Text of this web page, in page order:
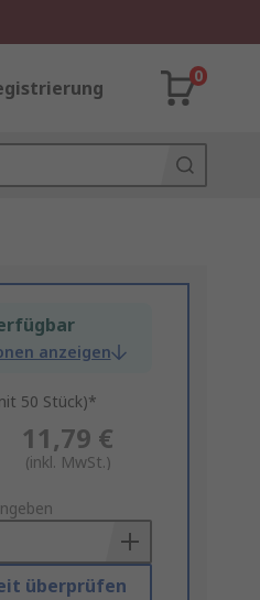
0
anzeigen
50 Stück)*
11,79 €
(inkl. MwSt.)
überprüfen